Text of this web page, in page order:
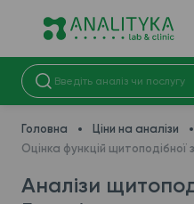
Головна Ціни на аналізи
Оцінка функцій щитоподібної
Аналізи